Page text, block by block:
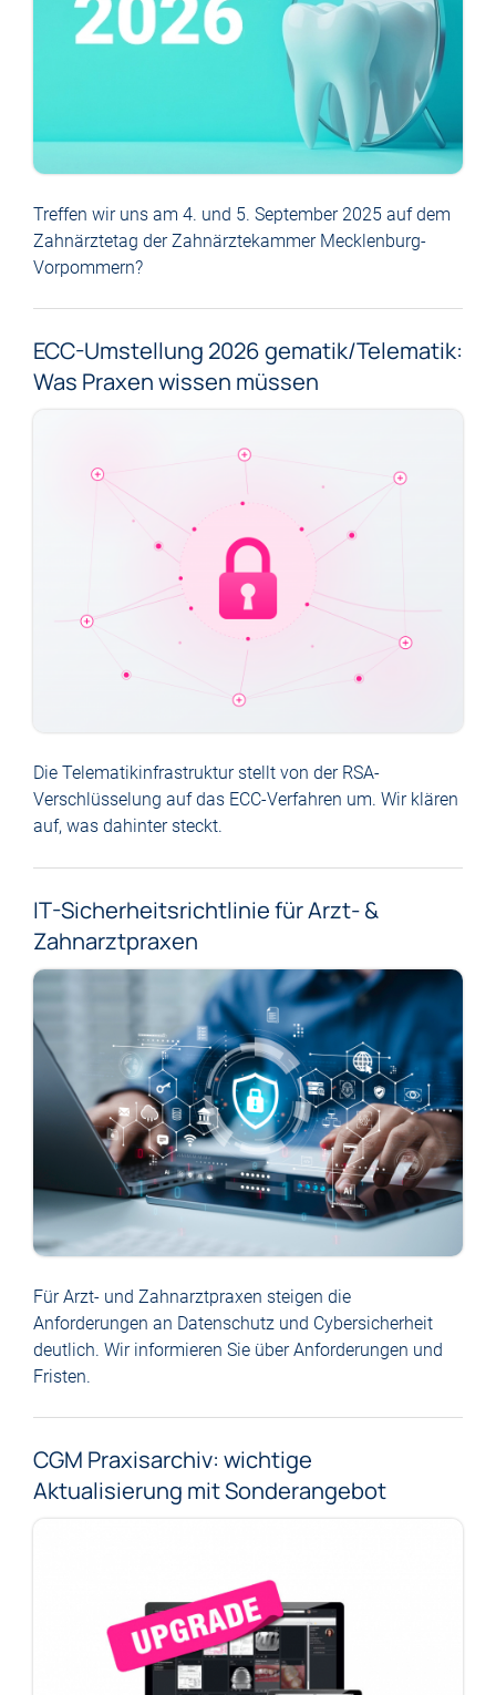
Treffen wir uns am 4. und 5. September 2025 auf dem
Zahnärztetag der Zahnärztekammer Mecklenburg-
Vorpommern?
ECC-Umstellung 2026 gematik/Telematik:
Was Praxen wissen müssen
Die Telematikinfrastruktur stellt von der RSA-
Verschlüsselung auf das ECC-Verfahren um. Wir klären
auf, was dahinter steckt.
IT-Sicherheitsrichtlinie für Arzt- &
Zahnarztpraxen
Für Arzt- und Zahnarztpraxen steigen die
Anforderungen an Datenschutz und Cybersicherheit
deutlich. Wir informieren Sie über Anforderungen und
Fristen.
CGM Praxisarchiv: wichtige
Aktualisierung mit Sonderangebot